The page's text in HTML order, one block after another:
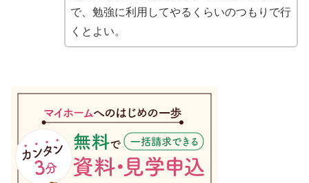
で、勉強に利用してやるくらいのつもりで行
くとよい。